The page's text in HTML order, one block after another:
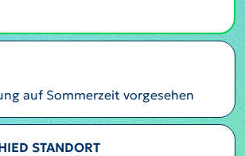
auf Sommerzeit vorgesehen
STANDORT